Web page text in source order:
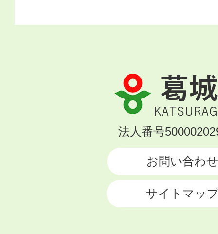
葛
城
市
KATSURAGI
法人番号
お問い合わせ
サイトマッ